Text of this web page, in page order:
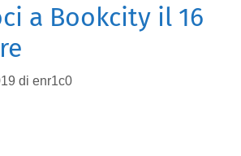
a Bookcity il 16
di enr1c0